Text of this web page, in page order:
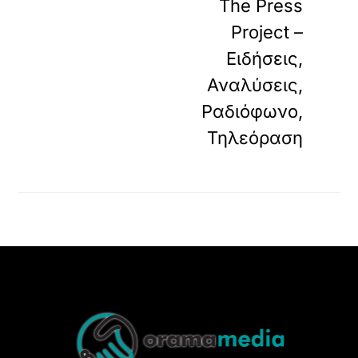
The Press
Project –
Ειδήσεις,
Αναλύσεις,
Ραδιόφωνο,
Τηλεόραση
Top